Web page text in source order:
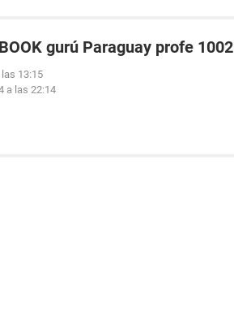
gurú Paraguay profe 1002
13:15
a las 22:14